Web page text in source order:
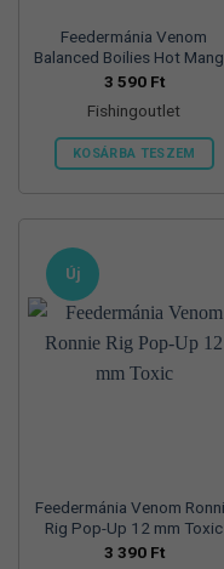
Feedermánia Venom
Balanced Boilies Hot Mango
20 mm
3 590 Ft
Fishingoutlet
KOSÁRBA TESZEM
Új
Feedermánia Venom
Rig Pop-Up 12 mm Toxic
3 390 Ft